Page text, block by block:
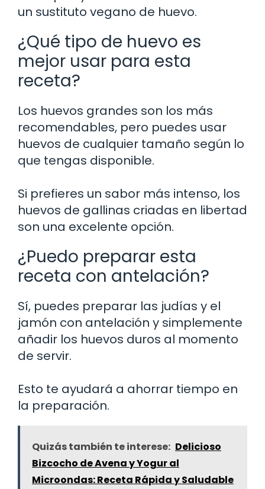
un sustituto vegano de huevo.
¿Qué tipo de huevo es
mejor usar para esta
receta?
Los huevos grandes son los más
recomendables, pero puedes usar
huevos de cualquier tamaño según lo
que tengas disponible.
Si prefieres un sabor más intenso, los
huevos de gallinas criadas en libertad
son una excelente opción.
¿Puedo preparar esta
receta con antelación?
Sí, puedes preparar las judías y el
jamón con antelación y simplemente
añadir los huevos duros al momento
de servir.
Esto te ayudará a ahorrar tiempo en
la preparación.
Quizás también te interese: Delicioso
Bizcocho de Avena y Yogur al
Microondas: Receta Rápida y Saludable